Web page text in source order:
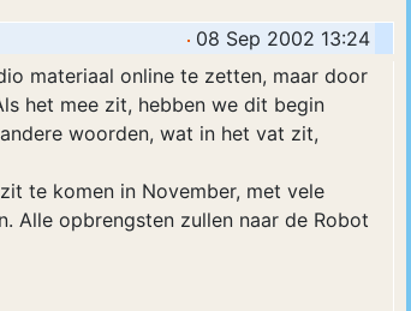
08 Sep 2002 13:24
materiaal online te zetten, maar door
het mee zit, hebben we dit begin
woorden, wat in het vat zit,
te komen in November, met vele
Alle opbrengsten zullen naar de Robot